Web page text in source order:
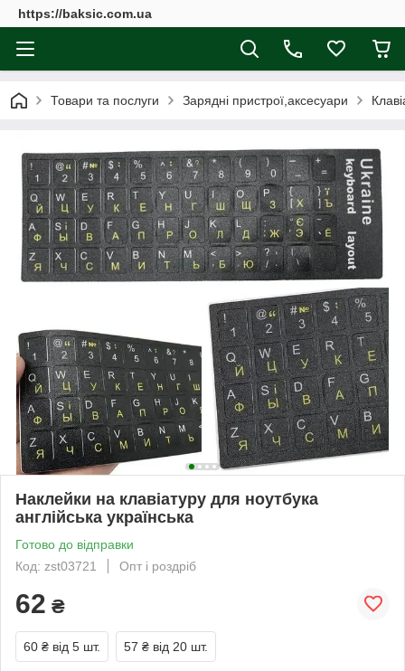
https://baksic.com.ua
Товари та послуги Зарядні пристрої,аксесуари
Наклейки на клавіатуру для ноутбука
англійська українська
Готово до відправки
Код: zst03721
Опт і роздріб
62 ₴
60 ₴ від 5 шт. 57 ₴ від 20 шт.